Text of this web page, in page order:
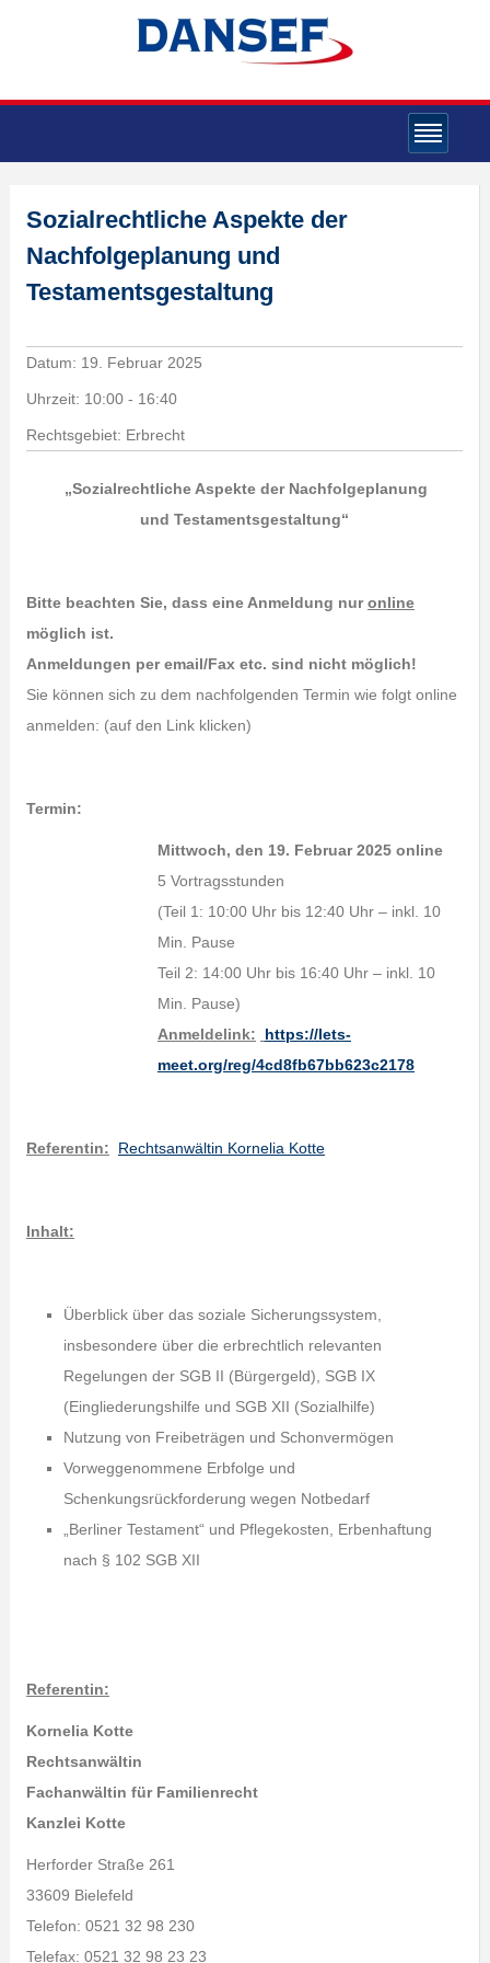
Sozialrechtliche Aspekte der
Nachfolgeplanung und
Testamentsgestaltung
Datum: 19. Februar 2025
Uhrzeit: 10:00 - 16:40
Rechtsgebiet: Erbrecht
„Sozialrechtliche Aspekte der Nachfolgeplanung
und Testamentsgestaltung“
Bitte beachten Sie, dass eine Anmeldung nuronline
möglich ist.
Anmeldungen per email/Fax etc. sind nicht möglich!
Sie können sich zu dem nachfolgenden Termin wie folgt online
anmelden: (auf den Link klicken)
Termin:
Mittwoch, den 19. Februar 2025 online
5 Vortragsstunden
(Teil 1: 10:00 Uhr bis 12:40 Uhr – inkl. 10
Min. Pause
Teil 2: 14:00 Uhr bis 16:40 Uhr – inkl. 10
Min. Pause)
Anmeldelink:
https://lets-
meet.org/reg/4cd8fb67bb623c2178
Referentin: Rechtsanwältin Kornelia Kotte
Inhalt:
Überblick über das soziale Sicherungssystem,
insbesondere über die erbrechtlich relevanten
Regelungen der SGB II (Bürgergeld), SGB IX
(Eingliederungshilfe und SGB XII (Sozialhilfe)
Nutzung von Freibeträgen und Schonvermögen
Vorweggenommene Erbfolge und
Schenkungsrückforderung wegen Notbedarf
„Berliner Testament“ und Pflegekosten, Erbenhaftung
nach § 102 SGB XII
Referentin:
Kornelia Kotte
Rechtsanwältin
Fachanwältin für Familienrecht
Kanzlei Kotte
Herforder Straße 261
33609 Bielefeld
Telefon: 0521 32 98 230
Telefax: 0521 32 98 23 23